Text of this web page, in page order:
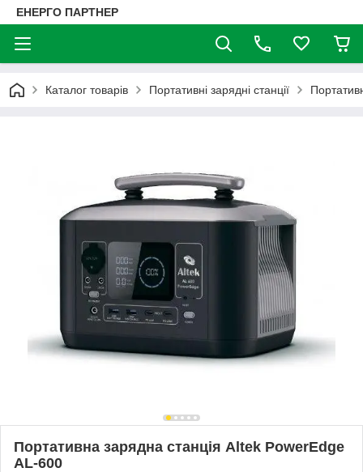
ЕНЕРГО ПАРТНЕР
Каталог товарів Портативні зарядні станції
Портативна зарядна станція Altek PowerEdge
AL-600